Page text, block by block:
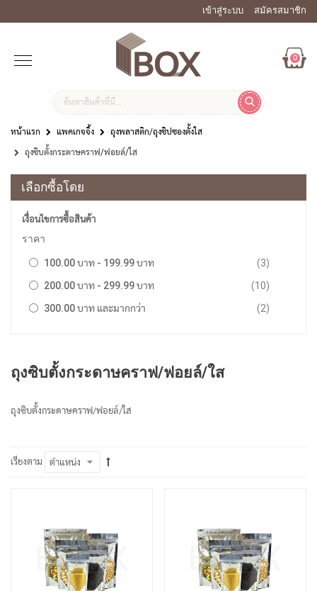
เข้าสู่ระบบ สมัครสมาชิก
0
หน้าแรก แพคเกจจิ้ง ถุงพลาสติก/ถุงซิปซองตั้งใส
ถุงซิบตั้งกระดาษคราฟ/ฟอยล์/ใส
ถุงซิบตั้งกระดาษคราฟ/ฟอยล์/ใส
ถุงซิบตั้งกระดาษคราฟ/ฟอยล์/ใส
เรียงตาม
เลือกซื้อโดย
เงื่อนไขการซื้อสินค้า
ราคา
100.00 บาท - 199.99 บาท 3
รายการ
200.00 บาท - 299.99 บาท 10
รายการ
300.00 บาท และมากกว่า 2
รายการ